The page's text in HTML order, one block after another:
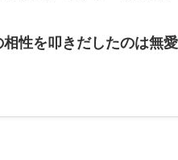
相性を叩きだしたのは